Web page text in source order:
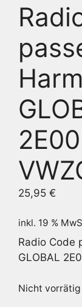
25,95 €
inkl. 19 %
Radio Code
GLOBAL
Nicht vorrätig